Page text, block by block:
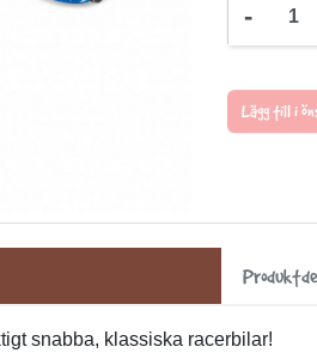
-
Lägg till i
snabba, klassiska racerbilar!